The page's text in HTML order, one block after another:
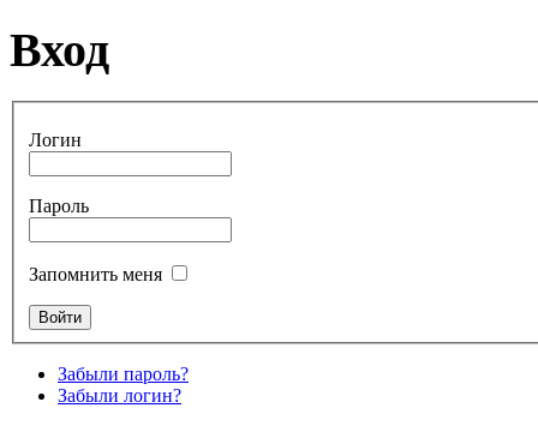
Вход
Логин
Пароль
Запомнить меня
Забыли пароль?
Забыли логин?